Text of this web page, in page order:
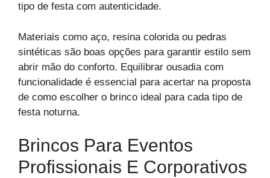
tipo de festa com autenticidade.
Materiais como aço, resina colorida ou pedras
sintéticas são boas opções para garantir estilo sem
abrir mão do conforto. Equilibrar ousadia com
funcionalidade é essencial para acertar na proposta
de como escolher o brinco ideal para cada tipo de
festa noturna.
Brincos Para Eventos
Profissionais E Corporativos